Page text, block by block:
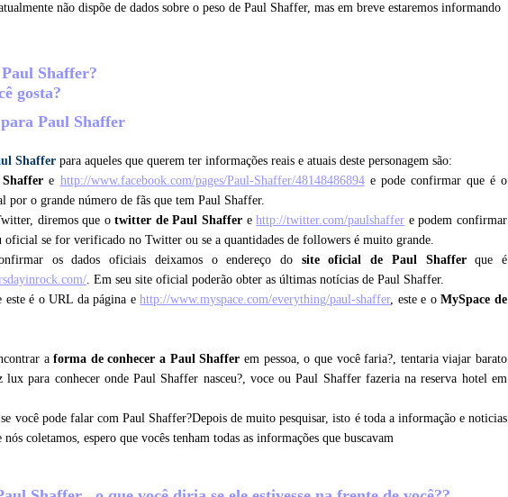
não dispõe de dados sobre o peso de Paul Shaffer, mas em breve estaremos informando
Shaffer?
gosta?
Paul Shaffer
Shaffer para aqueles que querem ter informações reais e atuais deste personagem são:
e http://www.facebook.com/pages/Paul-Shaffer/48148486894e pode confirmar que é o
por o grande número de fãs que tem Paul Shaffer.
diremos que otwitter de Paul Shaffer ehttp://twitter.com/paulshaffer e podem confirmar
oficial se for verificado no Twitter ou se a quantidades de followers é muito grande.
os dados oficiais deixamos o endereço do site oficial de Paul Shafferque é
. Em seu site oficial poderão obter as últimas notícias de Paul Shaffer.
este é o URL da página ehttp://www.myspace.com/everything/paul-shaffer, este e oMySpace de
aforma de conhecer a Paul Shaffer em pessoa, o que você faria?, tentaria viajar barato
lux para conhecer onde Paul Shaffer nasceu?, voce ou Paul Shaffer fazeria na reserva hotel em
você pode falar com Paul Shaffer?Depois de muito pesquisar, isto é toda a informação e noticias
coletamos, espero que vocês tenham todas as informações que buscavam